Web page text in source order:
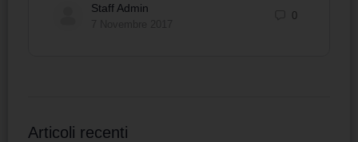
Staff Admin
0
Articoli recenti